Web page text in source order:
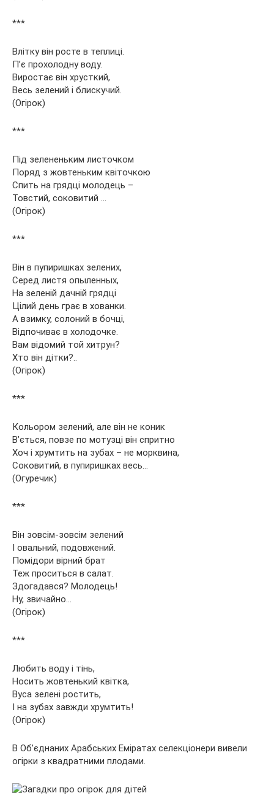
***
Влітку він росте в теплиці.
П’є прохолодну воду.
Виростає він хрусткий,
Весь зелений і блискучий.
(Огірок)
***
Під зелененьким листочком
Поряд з жовтеньким квіточкою
Спить на грядці молодець –
Товстий, соковитий …
(Огірок)
***
Він в пупиришках зелених,
Серед листя опыленных,
На зеленій дачній грядці
Цілий день грає в хованки.
А взимку, солоний в бочці,
Відпочиває в холодочке.
Вам відомий той хитрун?
Хто він дітки?..
(Огірок)
***
Кольором зелений, але він не коник
В’ється, повзе по мотузці він спритно
Хоч і хрумтить на зубах – не морквина,
Соковитий, в пупиришках весь…
(Огуречик)
***
Він зовсім-зовсім зелений
І овальний, подовжений.
Помідори вірний брат
Теж проситься в салат.
Здогадався? Молодець!
Ну, звичайно…
(Огірок)
***
Любить воду і тінь,
Носить жовтенький квітка,
Вуса зелені ростить,
І на зубах завжди хрумтить!
(Огірок)
В Об’єднаних Арабських Еміратах селекціонери вивели
огірки з квадратними плодами.